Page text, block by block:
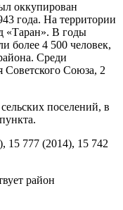
оккупирован
года. На территории
«Таран». В годы
более 4 500 человек,
Среди
Советского Союза, 2
поселений, в
15 777 (2014), 15 742
район